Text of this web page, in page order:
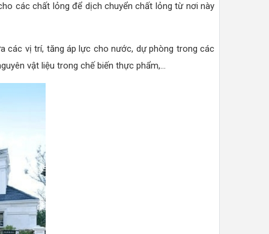
các chất lỏng để dịch chuyển chất lỏng từ nơi này
các vị trí, tăng áp lực cho nước, dự phòng trong các
vật liệu trong chế biến thực phẩm,...